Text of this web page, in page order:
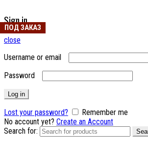
Sign in
close
Username or email
Password
Log in
Lost your password?
Remember me
No account yet? Create an Account
Search for:
ПОД ЗАКАЗ